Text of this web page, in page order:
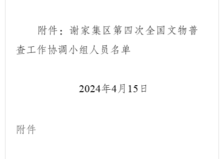
附件：谢家集区第四次全国文物普
查工作协调小组人员名单
2024年4 月 15 日
附件